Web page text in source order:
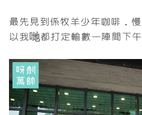
最先見到係牧羊少年咖啡．
以我哋都打定輸數一陣間下